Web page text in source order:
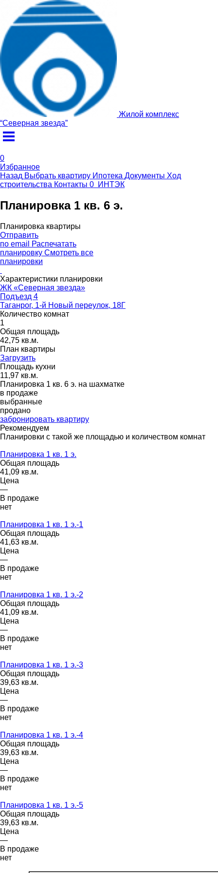
Жилой комплекс
“Северная звезда”
0
Избранное
Назад Выбрать квартиру Ипотека Документы Ход
строительства Контакты 0 ИНТЭК
Планировка 1 кв. 6 э.
Планировка квартиры
Отправить
по email
Распечатать
планировку Смотреть все
планировки
Характеристики планировки
ЖК «Северная звезда»
Подъезд 4
Таганрог, 1-й Новый переулок, 18Г
Количество комнат
1
Общая площадь
42,75 кв.м.
План квартиры
Загрузить
Площадь кухни
11,97 кв.м.
Планировка 1 кв. 6 э. на шахматке
в продаже
выбранные
продано
забронировать квартиру
Рекомендуем
Планировки с такой же площадью и количеством комнат
Планировка 1 кв. 1 э.
Общая площадь
41,09 кв.м.
Цена
—
В продаже
нет
Планировка 1 кв. 1 э.-1
Общая площадь
41,63 кв.м.
Цена
—
В продаже
нет
Планировка 1 кв. 1 э.-2
Общая площадь
41,09 кв.м.
Цена
—
В продаже
нет
Планировка 1 кв. 1 э.-3
Общая площадь
39,63 кв.м.
Цена
—
В продаже
нет
Планировка 1 кв. 1 э.-4
Общая площадь
39,63 кв.м.
Цена
—
В продаже
нет
Планировка 1 кв. 1 э.-5
Общая площадь
39,63 кв.м.
Цена
—
В продаже
нет